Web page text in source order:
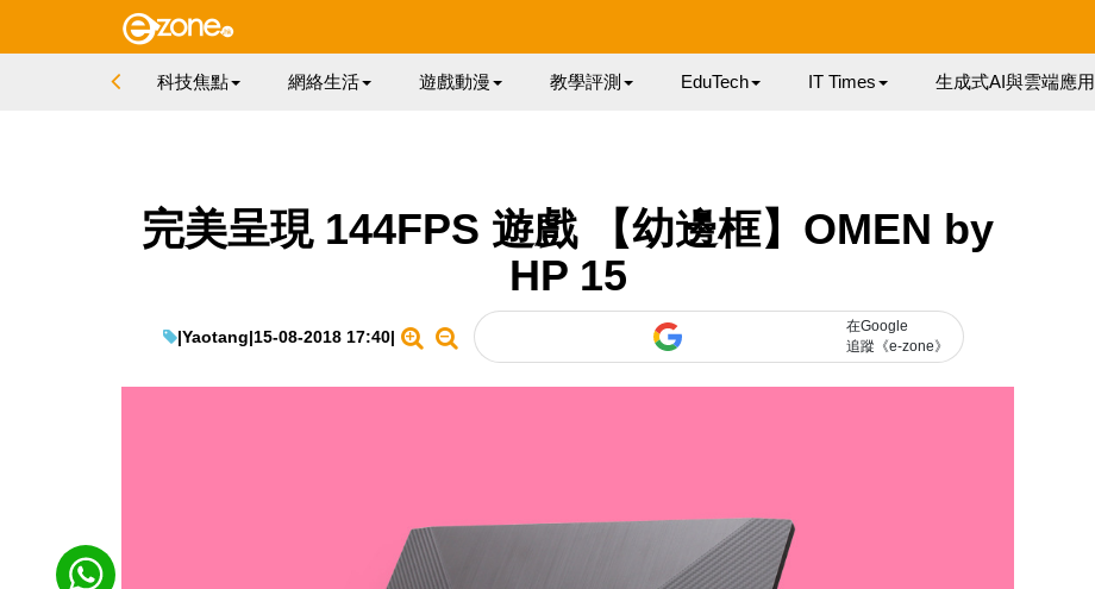
科技焦點 網絡生活 遊戲動漫 教學評測 EduTech IT Times 生成式AI與雲端應用
完美呈現 144FPS 遊戲 【幼邊框】OMEN by
HP 15
|Yaotang|15-08-2018 17:40|
在Google
追蹤《e-zone》